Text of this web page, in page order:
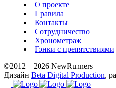
О проекте
Правила
Контакты
Сотрудничество
Хронометраж
Гонки с препятствиями
©2012—2026 NewRunners
Дизайн Beta Digital Production,